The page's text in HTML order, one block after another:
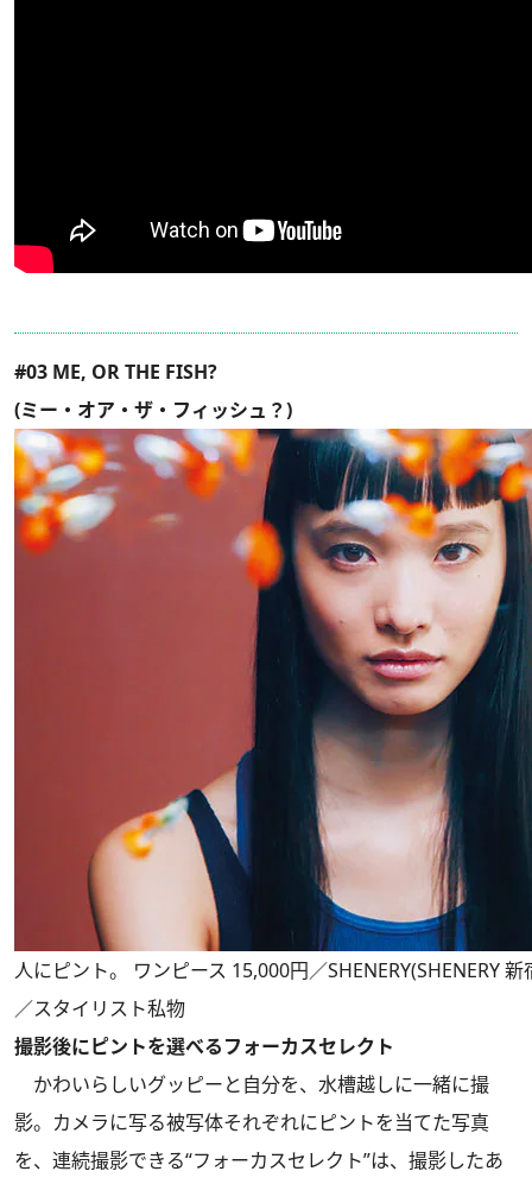
#03 ME, OR THE FISH?
(ミー・オア・ザ・フィッシュ？)
人にピント。 ワンピース 15,000円／SHENERY(SHENERY
／スタイリスト私物
撮影後にピントを選べるフォーカスセレクト
かわいらしいグッピーと自分を、水槽越しに一緒に撮
影。カメラに写る被写体それぞれにピントを当てた写真
を、連続撮影できる“フォーカスセレクト”は、撮影したあ